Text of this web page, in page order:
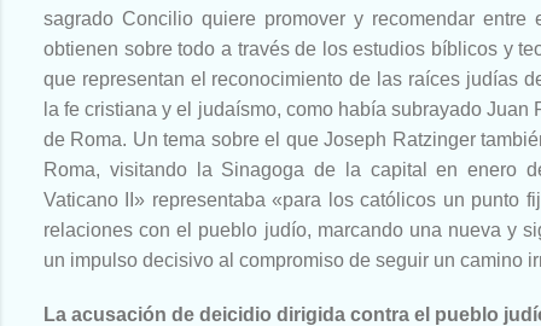
sagrado Concilio quiere promover y recomendar
obtienen sobre todo a través de los estudios bíblicos y
que representan el reconocimiento de las raíces judías
la fe cristiana y el judaísmo, como había subrayado
de Roma. Un tema sobre el que Joseph Ratzinger
Roma, visitando la Sinagoga de la capital en enero
Vaticano II» representaba «para los católicos un punto
relaciones con el pueblo judío, marcando una nueva y
un impulso decisivo al compromiso de seguir un camino
La acusación de deicidio dirigida contra el pueblo